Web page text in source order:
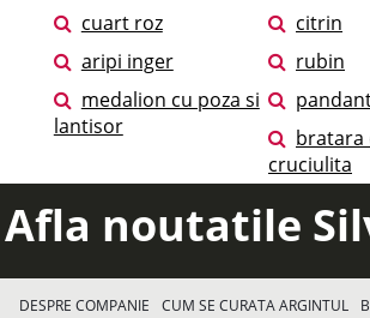
cuart roz
citrin
aripi inger
rubin
medalion cu poza si
lantisor
bratara
cruciulita
Afla noutatile
DESPRE COMPANIE CUM SE CURATA ARGINTUL